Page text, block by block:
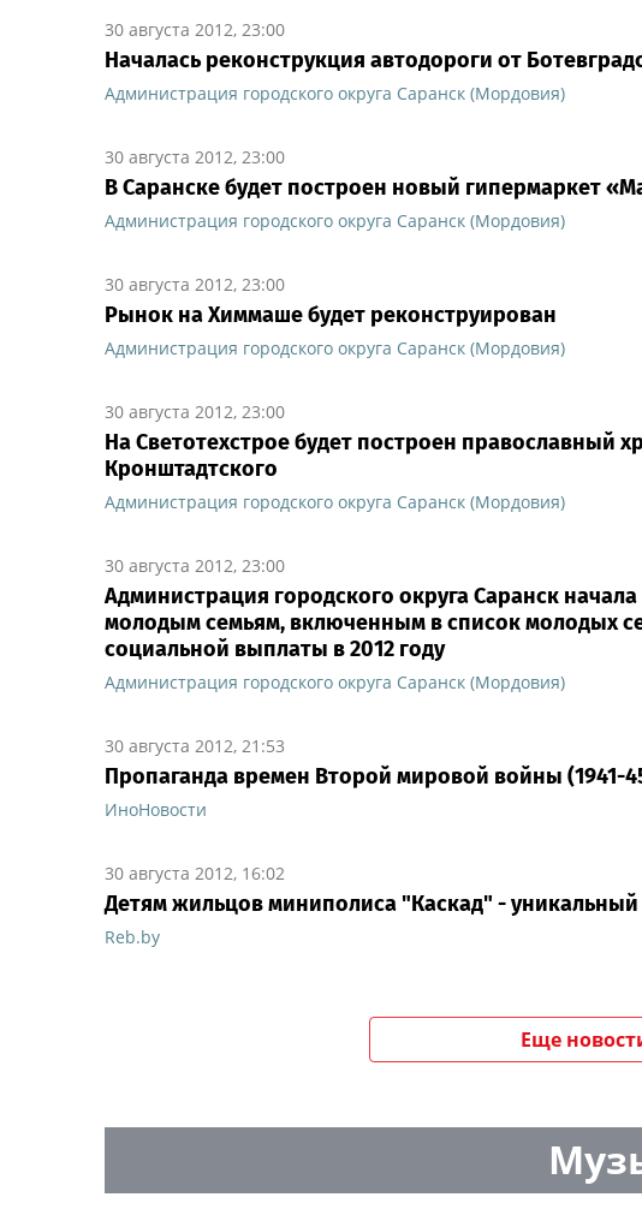
30 августа 2012, 23:00
Началась реконструкция автодороги от
Администрация городского округа Саранск (Мордовия)
30 августа 2012, 23:00
В Саранске будет построен новый гипермаркет
Администрация городского округа Саранск (Мордовия)
30 августа 2012, 23:00
Рынок на Химмаше будет реконструирован
Администрация городского округа Саранск (Мордовия)
30 августа 2012, 23:00
На Светотехстрое будет построен православный
Кронштадтского
Администрация городского округа Саранск (Мордовия)
30 августа 2012, 23:00
Администрация городского округа Саранск
молодым семьям, включенным в список молодых
социальной выплаты в 2012 году
Администрация городского округа Саранск (Мордовия)
30 августа 2012, 21:53
Пропаганда времен Второй мировой войны (1941-
ИноНовости
30 августа 2012, 16:02
Детям жильцов миниполиса "Каскад" -
Reb.by
Еще